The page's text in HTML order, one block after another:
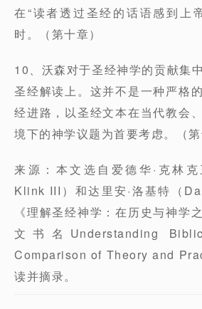
在“读者透过圣经的话语感到上
时。（第十章）
10、沃森对于圣经神学的贡献集
圣经解读上。这并不是一种严格
经进路，以圣经文本在当代教会
境下的神学议题为首要考虑。（第
来源：本文选自爱德华·克林
Klink III）和达里安·洛基特（
《理解圣经神学：在历史与神学
文书名Understanding
Comparison of Theory and
读并摘录。